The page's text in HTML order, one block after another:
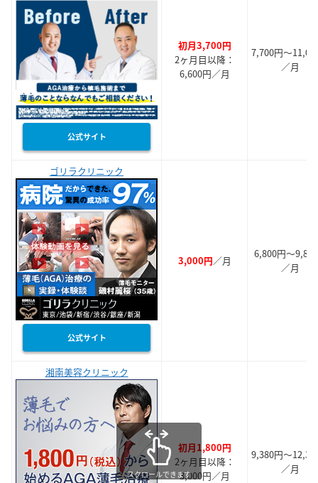
公式サイト
初月3,700円
2ヶ月目以降：
6,600円／月
7,700円～
／月
ゴリラクリニック
公式サイト
3,000円／月
6,800円～
／月
湘南美容クリニック
初月1,800円
2ヶ月目以降：
3,000円／月
9,380円～
／月
スクロールできます